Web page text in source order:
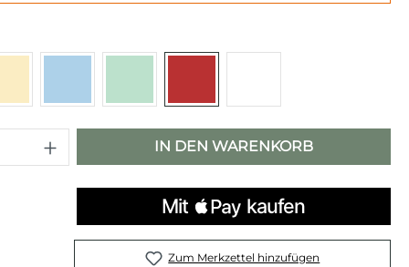
Anzahl: Gib den gewünschten
IN DEN WARENKORB
Zum Merkzettel hinzufügen